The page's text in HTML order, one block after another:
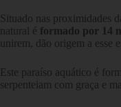
Situado nas proximidades
natural é formado por 14
unirem, dão origem a esse
Este paraíso aquático é
serpenteiam com graça e